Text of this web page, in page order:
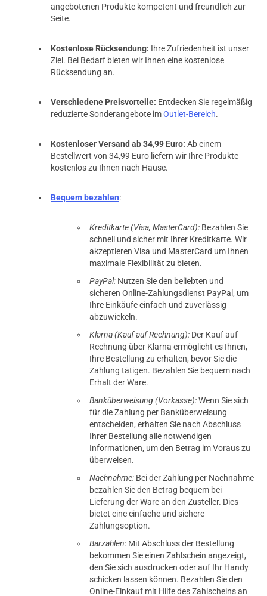
angebotenen Produkte kompetent und freundlich zur
Seite.
Kostenlose Rücksendung: Ihre Zufriedenheit ist unser
Ziel. Bei Bedarf bieten wir Ihnen eine kostenlose
Rücksendung an.
Verschiedene Preisvorteile: Entdecken Sie regelmäßig
reduzierte Sonderangebote imOutlet-Bereich.
Kostenloser Versand ab 34,99 Euro: Ab einem
Bestellwert von 34,99 Euro liefern wir Ihre Produkte
kostenlos zu Ihnen nach Hause.
Bequem bezahlen:
Kreditkarte (Visa, MasterCard): Bezahlen Sie
schnell und sicher mit Ihrer Kreditkarte. Wir
akzeptieren Visa und MasterCard um Ihnen
maximale Flexibilität zu bieten.
PayPal: Nutzen Sie den beliebten und
sicheren Online-Zahlungsdienst PayPal, um
Ihre Einkäufe einfach und zuverlässig
abzuwickeln.
Klarna (Kauf auf Rechnung): Der Kauf auf
Rechnung über Klarna ermöglicht es Ihnen,
Ihre Bestellung zu erhalten, bevor Sie die
Zahlung tätigen. Bezahlen Sie bequem nach
Erhalt der Ware.
Banküberweisung (Vorkasse):Wenn Sie sich
für die Zahlung per Banküberweisung
entscheiden, erhalten Sie nach Abschluss
Ihrer Bestellung alle notwendigen
Informationen, um den Betrag im Voraus zu
überweisen.
Nachnahme: Bei der Zahlung per Nachnahme
bezahlen Sie den Betrag bequem bei
Lieferung der Ware an den Zusteller. Dies
bietet eine einfache und sichere
Zahlungsoption.
Barzahlen: Mit Abschluss der Bestellung
bekommen Sie einen Zahlschein angezeigt,
den Sie sich ausdrucken oder auf Ihr Handy
schicken lassen können. Bezahlen Sie den
Online-Einkauf mit Hilfe des Zahlscheins an